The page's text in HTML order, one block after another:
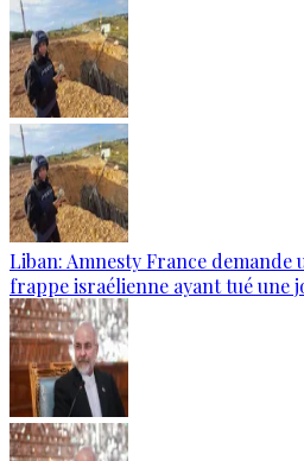
Liban: Amnesty France demande
frappe israélienne ayant tué une